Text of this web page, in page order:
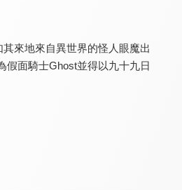
7.5
超人力霸王奧米加 7.5
超人力霸王德卡(中文版)
全 25 集
來地來自異世界的怪人眼魔出
假面騎士Ghost並得以九十九日